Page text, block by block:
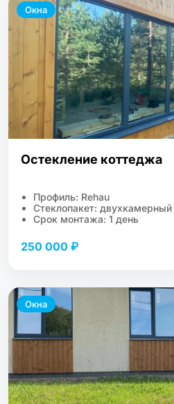
Окна
Остекление коттеджа
Профиль: Rehau
Стеклопакет: двухкамерный
Срок монтажа: 1 день
250 000 ₽
Окна